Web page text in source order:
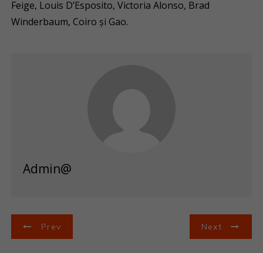
Feige, Louis D’Esposito, Victoria Alonso, Brad
Winderbaum, Coiro și Gao.
Admin@
N
Prev Next